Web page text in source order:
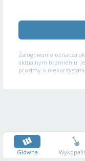
Zalogowanie oznacza
aktualnym brzmieniu.
prosimy o
Główna